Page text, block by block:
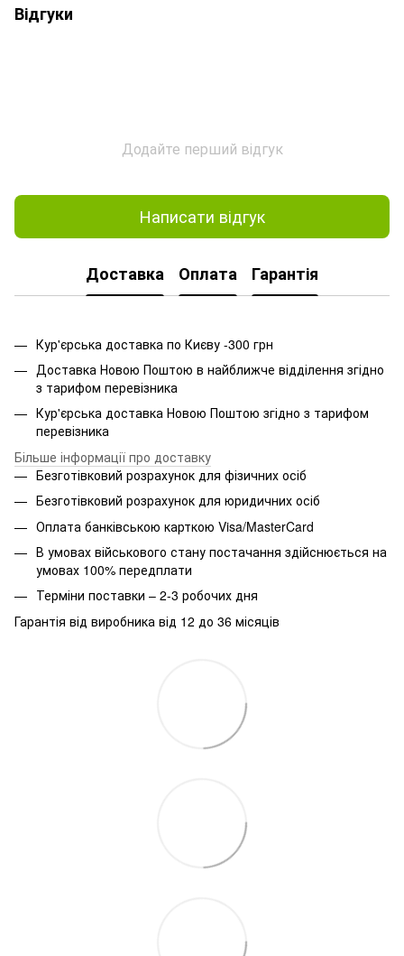
Відгуки
Додайте перший відгук
Написати відгук
Доставка Оплата Гарантія
Кур'єрська доставка по Києву -300 грн
Доставка Новою Поштою в найближче відділення згідно
з тарифом перевізника
Кур'єрська доставка Новою Поштою згідно з тарифом
перевізника
Більше інформації про доставку
Безготівковий розрахунок для фізичних осіб
Безготівковий розрахунок для юридичних осіб
Оплата банківською карткою Visa/MasterCard
В умовах військового стану постачання здійснюється на
умовах 100% передплати
Терміни поставки – 2-3 робочих дня
Гарантія від виробника від 12 до 36 місяців